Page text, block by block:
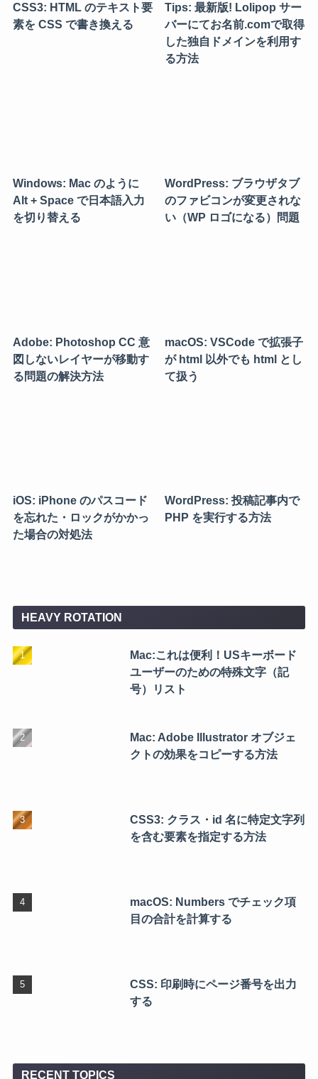
CSS3: HTML のテキスト要
素を CSS で書き換える
Tips: 最新版! Lolipop サー
バーにてお名前.comで取得
した独自ドメインを利用す
る方法
Windows: Mac のように
Alt + Space で日本語入力
を切り替える
WordPress: ブラウザタブ
のファビコンが変更されな
い（WP ロゴになる）問題
Adobe: Photoshop CC 意
図しないレイヤーが移動す
る問題の解決方法
macOS: VSCode で拡張子
が html 以外でも html とし
て扱う
iOS: iPhone のパスコード
を忘れた・ロックがかかっ
た場合の対処法
WordPress: 投稿記事内で
PHP を実行する方法
HEAVY ROTATION
Mac:これは便利！USキーボード
ユーザーのための特殊文字（記
号）リスト
Mac: Adobe Illustrator オブジェ
クトの効果をコピーする方法
CSS3: クラス・id 名に特定文字列
を含む要素を指定する方法
macOS: Numbers でチェック項
目の合計を計算する
CSS: 印刷時にページ番号を出力
する
RECENT TOPICS